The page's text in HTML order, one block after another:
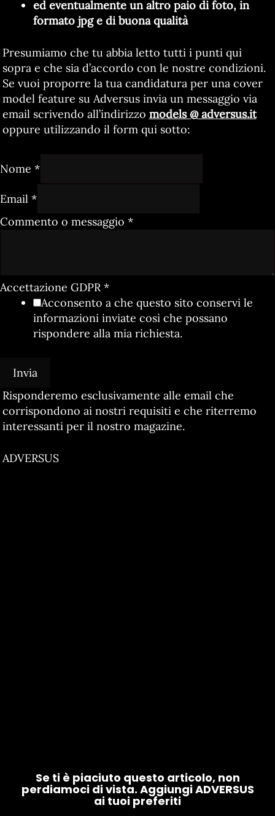
ed eventualmente un altro paio di foto, in
formato jpg e di buona qualità
Presumiamo che tu abbia letto tutti i punti qui
sopra e che sia d’accordo con le nostre condizioni.
Se vuoi proporre la tua candidatura per una cover
model feature su Adversus invia un messaggio via
email scrivendo all’indirizzo models @ adversus.it
oppure utilizzando il form qui sotto:
Nome *
Email *
Commento o messaggio *
Accettazione GDPR*
Acconsento a che questo sito conservi le
informazioni inviate così che possano
rispondere alla mia richiesta.
Invia
Risponderemo esclusivamente alle email che
corrispondono ai nostri requisiti e che riterremo
interessanti per il nostro magazine.
ADVERSUS
Se ti è piaciuto questo articolo, non
perdiamoci di vista. Aggiungi ADVERSUS
ai tuoi preferiti